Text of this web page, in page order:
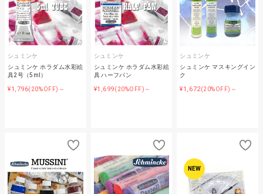
シュミンケ
シュミンケ ホラダム水彩絵
具2号（5ml）
¥1,796(20%OFF)～
シュミンケ
シュミンケ ホラダム水彩絵
具 ハーフパン
¥1,699(20%OFF)～
シュミンケ
シュミンケ マスキングイン
ク
¥1,672(20%OFF)～
NEW